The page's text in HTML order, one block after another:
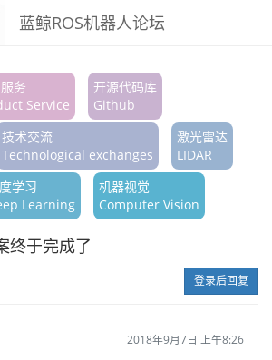
蓝鲸ROS机器人论坛
务
Service
开源代码库
Github
技术交流
Technological exchanges
激光雷达
LIDAR
学习
Learning
机器视觉
Computer Vision
终于完成了
登录后回复
2018年9月7日 上午8:26